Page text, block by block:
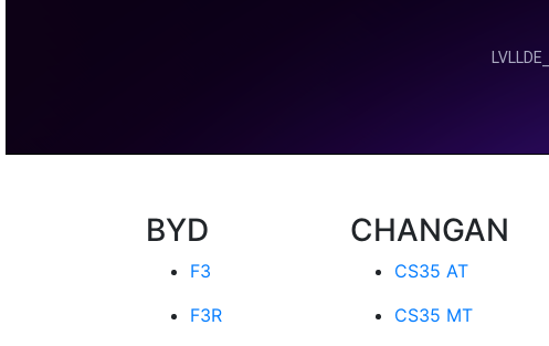
BYD
F3
F3R
CHANGAN
CS35 AT
CS35 MT